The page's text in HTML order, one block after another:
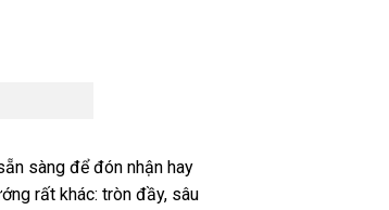
sàng để đón nhận hay
rất khác: tròn đầy, sâu